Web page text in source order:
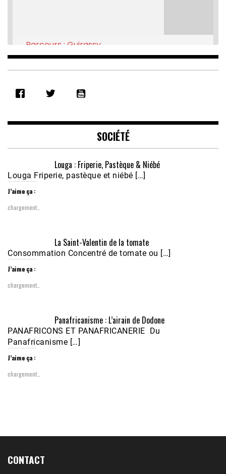
RSS FEED
EMBED
Parcours : Guirassy
Feb 16, 2021 • 28:08
Nobana (Podologue)
Feb 24, 2021 • 28mn
SOCIÉTÉ
Louga : Friperie, Pastèque & Niébé
Louga Friperie, pastèque et niébé […]
J’aime ça :
chargement…
La Saint-Valentin de la tomate
Consommation Concentré de tomate ou […]
J’aime ça :
chargement…
Panafricanisme : L’airain de Dodone
PANAFRICONS ET PANAFRICANERIE Du
Panafricanisme […]
J’aime ça :
chargement…
CONTACT